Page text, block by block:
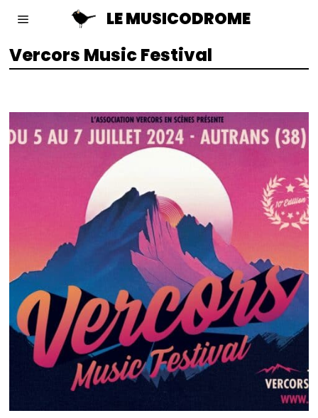
LE MUSICODROME
Vercors Music Festival